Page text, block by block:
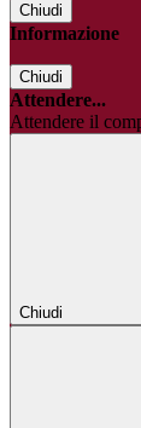
Chiudi
Informazione
Chiudi
Attendere...
Attendere il
Chiudi